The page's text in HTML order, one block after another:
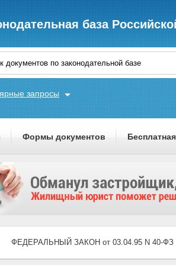
база
запросы
Формы документов
ФЕДЕРАЛЬНЫЙ ЗАКОН от 03.04.95 N 40-